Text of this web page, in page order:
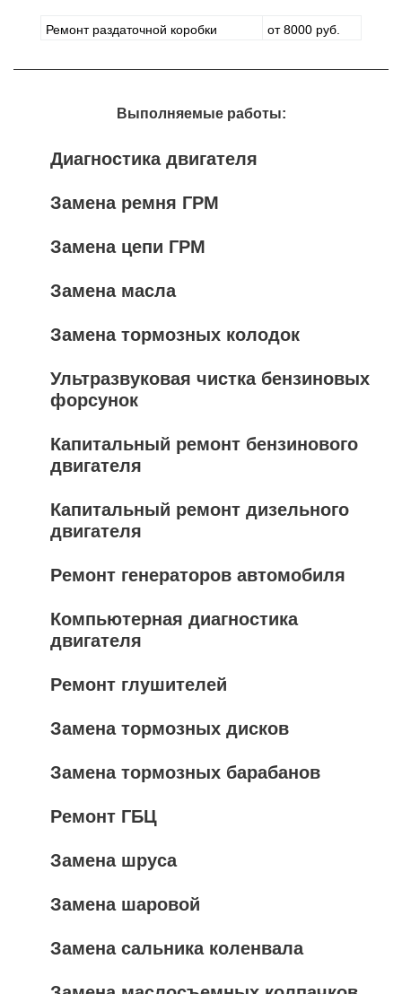
Ремонт раздаточной коробки от 8000 руб.
Выполняемые работы:
Диагностика двигателя
Замена ремня ГРМ
Замена цепи ГРМ
Замена масла
Замена тормозных колодок
Ультразвуковая чистка бензиновых
форсунок
Капитальный ремонт бензинового
двигателя
Капитальный ремонт дизельного
двигателя
Ремонт генераторов автомобиля
Компьютерная диагностика
двигателя
Ремонт глушителей
Замена тормозных дисков
Замена тормозных барабанов
Ремонт ГБЦ
Замена шруса
Замена шаровой
Замена сальника коленвала